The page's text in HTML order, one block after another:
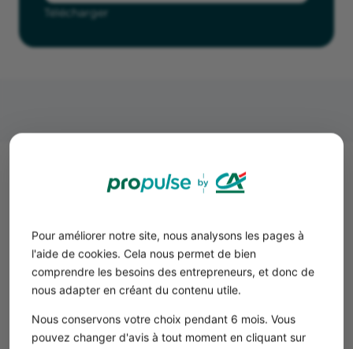
Pour améliorer notre site, nous analysons les pages à
l'aide de cookies. Cela nous permet de bien
comprendre les besoins des entrepreneurs, et donc de
nous adapter en créant du contenu utile.
Nous conservons votre choix pendant 6 mois. Vous
pouvez changer d'avis à tout moment en cliquant sur
Télécharger
L’offre sur le marché du cabinet
Le marché est dominé par des cabinets médicaux
individuels. Mais depuis la pandémie COVID, la
concurrence se renforce. De nouveaux modèles de
service avec les plateformes de consultation en ligne
Cabinet de médecins généralistes libéraux